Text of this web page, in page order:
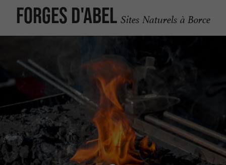
Forges d'Abel Sites Naturels à Borce